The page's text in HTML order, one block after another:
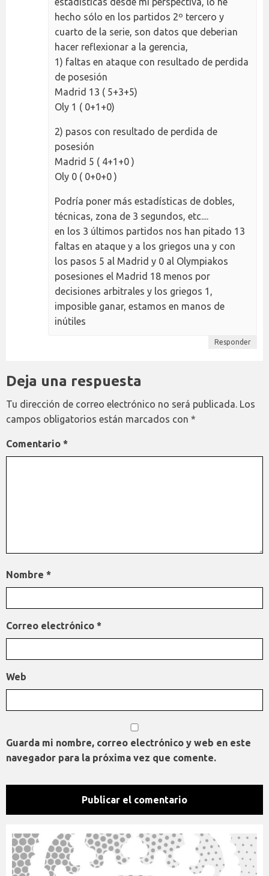
hecho sólo en los partidos 2º tercero y
cuarto de la serie, son datos que deberian
hacer reflexionar a la gerencia,
1) faltas en ataque con resultado de perdida
de posesión
Madrid 13 ( 5+3+5)
Oly 1 ( 0+1+0)
2) pasos con resultado de perdida de
posesión
Madrid 5 ( 4+1+0 )
Oly 0 ( 0+0+0 )
Podría poner más estadísticas de dobles,
técnicas, zona de 3 segundos, etc....
en los 3 últimos partidos nos han pitado 13
faltas en ataque y a los griegos una y con
los pasos 5 al Madrid y 0 al Olympiakos
posesiones el Madrid 18 menos por
decisiones arbitrales y los griegos 1,
imposible ganar, estamos en manos de
inútiles
Responder
Deja una respuesta
Tu dirección de correo electrónico no será publicada. Los
campos obligatorios están marcados con *
Comentario *
Nombre *
Correo electrónico *
Web
Guarda mi nombre, correo electrónico y web en este
navegador para la próxima vez que comente.